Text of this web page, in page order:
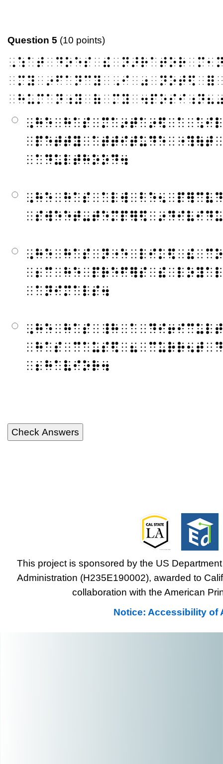
Question 5 (10 points)
⠀⠁⠙⠥⠇⠞⠓⠕⠕⠙⠲
⠀⠁⠝⠊⠍⠁⠇⠎⠲
⠀⠆⠓⠁⠧⠊⠕⠗⠲
This project is sponsored by the US
Administration (H235E190002), awarded to
collaboration with the American
Notice: Accessibility of